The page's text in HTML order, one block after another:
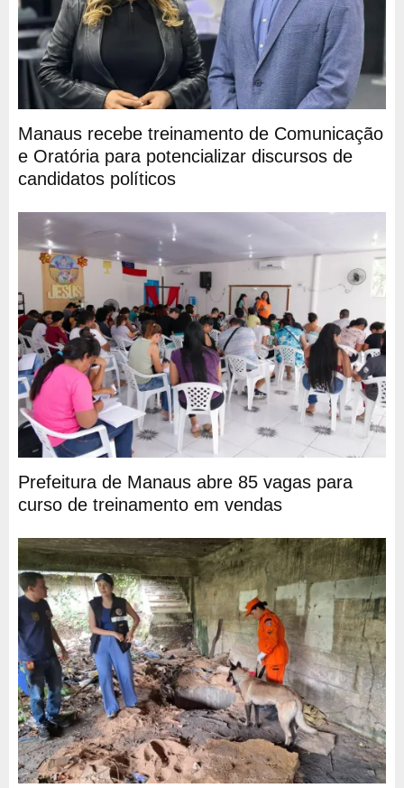
Manaus recebe treinamento de Comunicação
e Oratória para potencializar discursos de
candidatos políticos
Prefeitura de Manaus abre 85 vagas para
curso de treinamento em vendas